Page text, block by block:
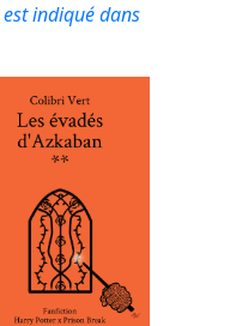
indiqué dans